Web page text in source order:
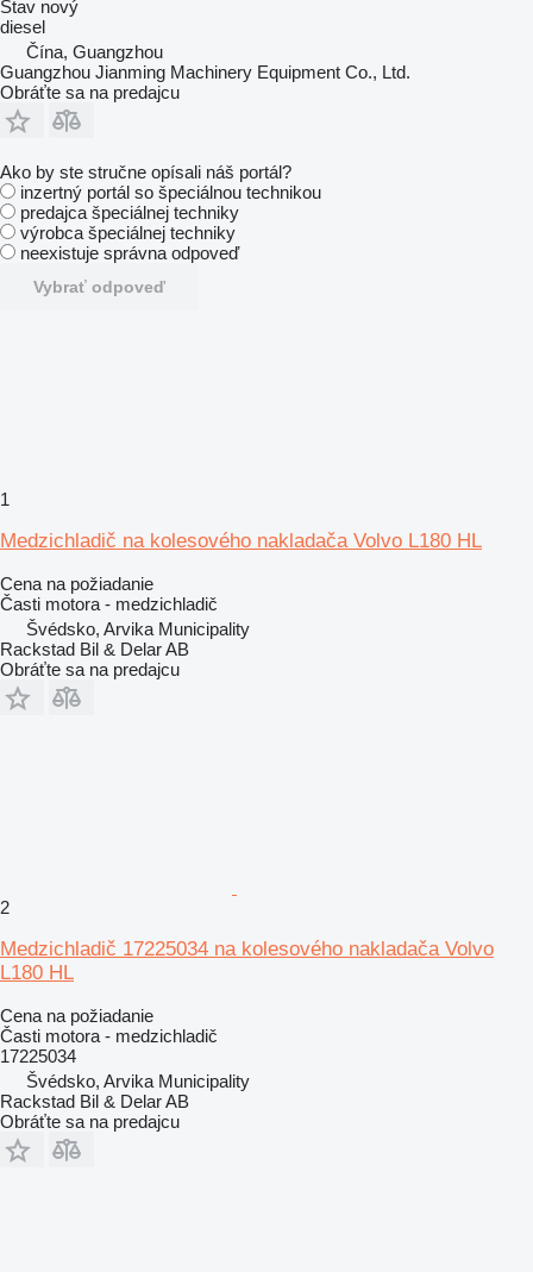
Stav nový
diesel
Čína, Guangzhou
Guangzhou Jianming Machinery Equipment Co., Ltd.
Obráťte sa na predajcu
Ako by ste stručne opísali náš portál?
inzertný portál so špeciálnou technikou
predajca špeciálnej techniky
výrobca špeciálnej techniky
neexistuje správna odpoveď
Vybrať odpoveď
1
Medzichladič na kolesového nakladača Volvo L180 HL
Cena na požiadanie
Časti motora - medzichladič
Švédsko, Arvika Municipality
Rackstad Bil & Delar AB
Obráťte sa na predajcu
2
Medzichladič 17225034 na kolesového nakladača Volvo
L180 HL
Cena na požiadanie
Časti motora - medzichladič
17225034
Švédsko, Arvika Municipality
Rackstad Bil & Delar AB
Obráťte sa na predajcu